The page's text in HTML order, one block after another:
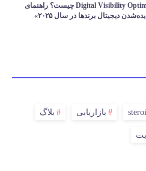
🎯 «Digital Visibility Optimization (DVO) چیست؟ راهنمای
دیجیتال برندها در سال ۲۰۲۵»
بازاریابی بلاگ